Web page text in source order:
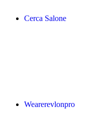
Cerca Salone
Wearerevlonpro